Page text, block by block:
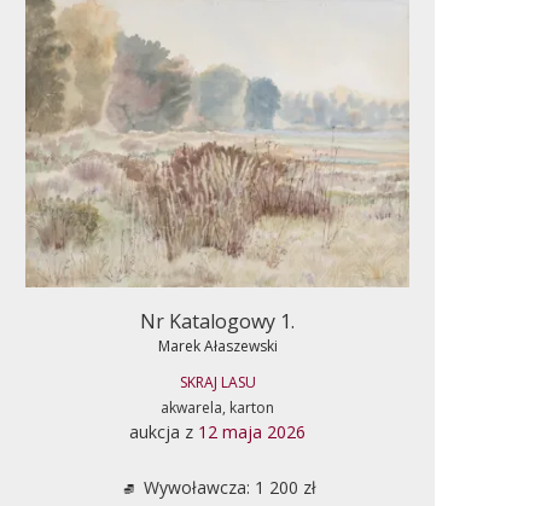
Nr Katalogowy 1.
Marek Ałaszewski
SKRAJ LASU
akwarela, karton
aukcja z 12 maja 2026
Wywoławcza: 1 200 zł